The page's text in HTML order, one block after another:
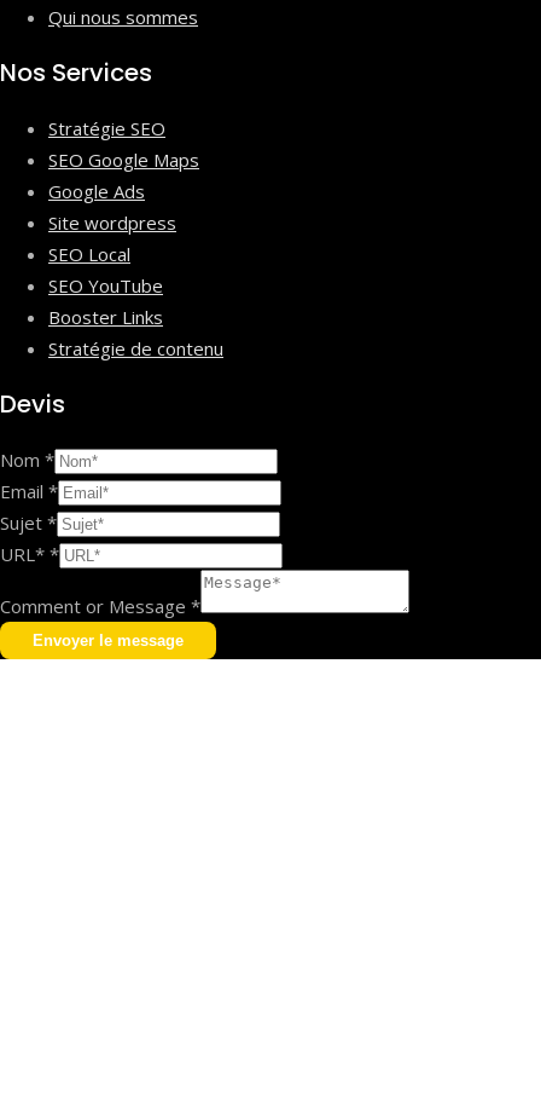
Qui nous sommes
Nos Services
Stratégie SEO
SEO Google Maps
Google Ads
Site wordpress
SEO Local
SEO YouTube
Booster Links
Stratégie de contenu
Devis
Nom *
Email *
Sujet *
URL* *
Comment or Message *
Envoyer le message